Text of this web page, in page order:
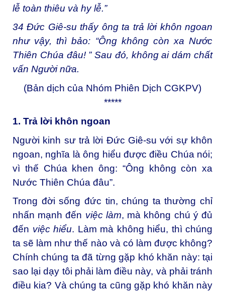
lễ toàn thiêu và hy lễ.”
34 Đức Giê-su thấy ông ta trả lời khôn ngoan
như vậy, thì bảo: “Ông không còn xa Nước
Thiên Chúa đâu! ” Sau đó, không ai dám chất
vấn Người nữa.
(Bản dịch của Nhóm Phiên Dịch CGKPV)
*****
1. Trả lời khôn ngoan
Người kinh sư trả lời Đức Giê-su với sự khôn
ngoan, nghĩa là ông hiểu được điều Chúa nói;
vì thế Chúa khen ông: “Ông không còn xa
Nước Thiên Chúa đâu”.
Trong đời sống đức tin, chúng ta thường chỉ
nhấn mạnh đến việc làm, mà không chú ý đủ
đến việc hiểu. Làm mà không hiểu, thì chúng
ta sẽ làm như thế nào và có làm được không?
Chính chúng ta đã từng gặp khó khăn này: tại
sao lại dạy tôi phải làm điều này, và phải tránh
điều kia? Và chúng ta cũng gặp khó khăn này